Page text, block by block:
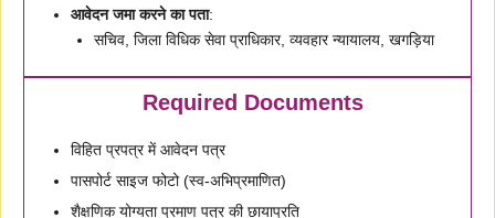
आवेदन जमा करने का पता:
सचिव, जिला विधिक सेवा प्राधिकार, व्यवहार न्यायालय, खगड़िया
Required Documents
विहित प्रपत्र में आवेदन पत्र
पासपोर्ट साइज फोटो (स्व-अभिप्रमाणित)
शैक्षणिक योग्यता प्रमाण पत्र की छायाप्रति